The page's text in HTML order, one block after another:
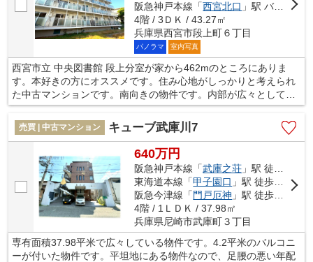
阪急神戸本線「西宮北口 」駅 バス31分 「阪急甲東園駅」 停歩19分
4階 / 3ＤＫ / 43.27㎡
兵庫県西宮市段上町６丁目
パノラマ 室内写真
西宮市立 中央図書館 段上分室が家から462mのところにありま
す。本好きの方にオススメです。住み心地がしっかりと考えられ
た中古マンションです。南向きの物件です。内部が広々としてい
る押入があり、色々なものを収納できます。西宮市は生活に欠か
せない施設が揃っているため、快適な暮らしができます。ご質問
やご要望などございましたらお気軽にお問い合わせ下さい。
売買 | 中古マンション キューブ武庫川7
640万円
阪急神戸本線「武庫之荘 」駅 徒歩22分
東海道本線「甲子園口 」駅 徒歩29分
阪急今津線「 門戸厄神 」駅 徒歩39分
4階 / 1ＬＤＫ / 37.98㎡
兵庫県尼崎市武庫町３丁目
専有面積37.98平米で広々している物件です。4.2平米のバルコニ
ーが付いた物件です。平坦地にある物件なので、足腰の悪い年配